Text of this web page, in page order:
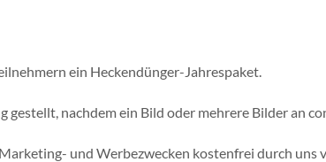
ein Heckendünger-Jahrespaket.
nachdem ein Bild oder mehrere Bilder an
und Werbezwecken kostenfrei durch uns